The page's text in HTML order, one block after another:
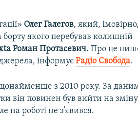
Олег Галегов, який,
борту якого перебував колишній
Роман Протасевич. Про це
інформуєРадіо Свобода.
щонайменше з 2010 року. За
він повинен був вийти на
на роботі не з’явився.